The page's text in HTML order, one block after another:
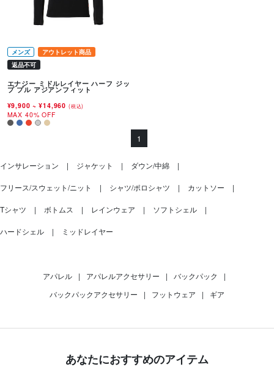
メンズ
アウトレット商品
返品不可
エナジー ミドルレイヤー ハーフ ジッ
プ プル アジアンフィット
¥9,900~ ¥14,960 (税込)
MAX 40% OFF
1
インサレーション ジャケット ダウン/中綿
フリース/スウェット/ニット シャツ/ポロシャツ カットソー
Tシャツ ボトムス レインウェア ソフトシェル
ハードシェル ミッドレイヤー
アパレル | アパレルアクセサリー | バックパック
|
バックパックアクセサリー
| フットウェア | ギア
あなたにおすすめのアイテム